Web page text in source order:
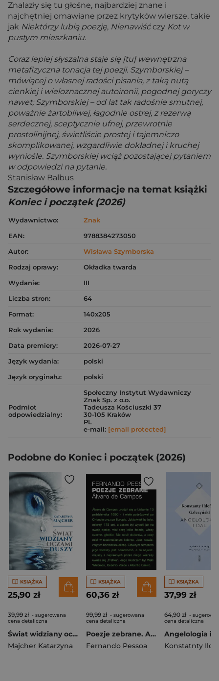
Znalazły się tu głośne, najbardziej znane i
najchętniej omawiane przez krytyków wiersze, takie
jak Niektórzy lubią poezję, Nienawiśćczy Kot w
pustym mieszkaniu.
Coraz lepiej słyszalna staje się [tu] wewnętrzna
metafizyczna tonacja tej poezji. Szymborskiej –
mówiącej o własnej radości pisania, z taką nutą
cienkiej i wieloznacznej autoironii, pogodnej goryczy
nawet; Szymborskiej – od lat tak radośnie smutnej,
poważnie żartobliwej, łagodnie ostrej, z rezerwą
serdecznej, sceptycznie ufnej, przewrotnie
prostolinijnej, świetliście prostej i tajemniczo
skomplikowanej, wzgardliwie dokładnej i kruchej
wyniośle. Szymborskiej wciąż pozostającej pytaniem
w odpowiedzi na pytanie.
Stanisław Balbus
Szczegółowe informacje na temat książki
Koniec i początek (2026)
Wydawnictwo:
Znak
EAN:
9788384273050
Autor:
Wisława Szymborska
Rodzaj oprawy:
Okładka twarda
Wydanie:
III
Liczba stron:
64
Format:
140x205
Rok wydania:
2026
Data premiery:
2026-07-27
Język wydania:
polski
Język oryginału:
polski
Podmiot
odpowiedzialny:
Społeczny Instytut Wydawniczy
Znak Sp. z o.o.
Tadeusza Kościuszki 37
30-105 Kraków
PL
e-mail: [email protected]
Podobne do Koniec i początek (2026)
KSIĄŻKA
25,90 zł
39,99 zł - sugerowana
cena detaliczna
Świat widziany oczami duszy
Majcher Katarzyna
KSIĄŻKA
60,36 zł
99,99 zł - sugerowana
cena detaliczna
Poezje zebrane. Alvaro de Campos wyd. 2
Fernando Pessoa
KSIĄŻKA
37,99 zł
64,90 zł -
cena detaliczna
Angelologia i